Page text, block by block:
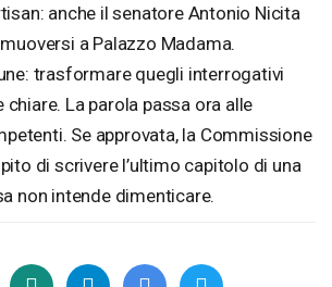
anche il senatore Antonio Nicita
a Palazzo Madama.
trasformare quegli interrogativi
La parola passa ora alle
Se approvata, la Commissione
di scrivere l’ultimo capitolo di una
non intende dimenticare.